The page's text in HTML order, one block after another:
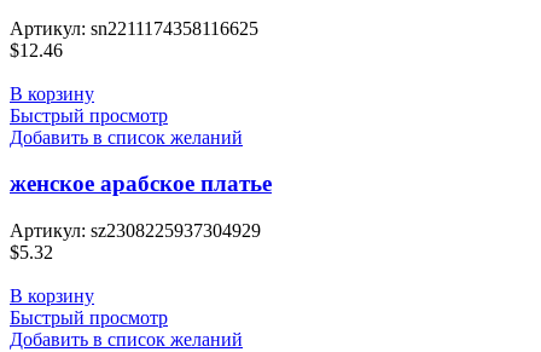
Артикул: sn2211174358116625
$12.46
В корзину
Быстрый просмотр
Добавить в список желаний
женское арабское платье
Артикул: sz2308225937304929
$5.32
В корзину
Быстрый просмотр
Добавить в список желаний